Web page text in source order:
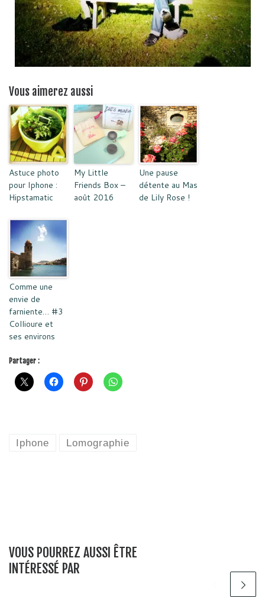
Vous aimerez aussi
Astuce photo
pour Iphone :
Hipstamatic
My Little
Friends Box –
août 2016
Une pause
détente au Mas
de Lily Rose !
Comme une
envie de
farniente… #3
Collioure et
ses environs
Partager :
Iphone Lomographie
VOUS POURREZ AUSSI ÊTRE
INTÉRESSÉ PAR